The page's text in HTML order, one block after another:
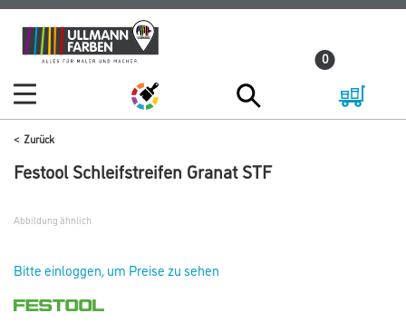
Zum
Inhalt
Zum
Navigationsmenü
0
Zurück
Festool Schleifstreifen Granat STF
Abbildung ähnlich
Bitte einloggen, um Preise zu sehen